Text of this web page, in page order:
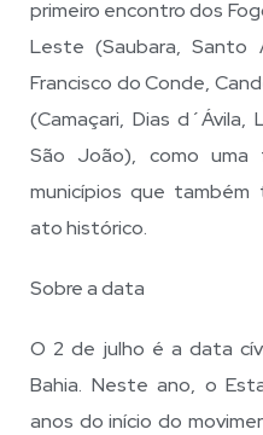
primeiro encontro dos
Leste (Saubara, Santo
Francisco do Conde,
(Camaçari, Dias
São João), como uma
municípios que também
ato histórico.
Sobre a data
O 2 de julho é a data
Bahia. Neste ano, o
anos do início do